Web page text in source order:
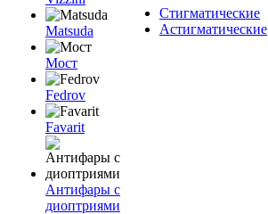
Matsuda
Мост
Fedrov
Favarit
Антифары с
диоптриями
Стигматические
Астигматические